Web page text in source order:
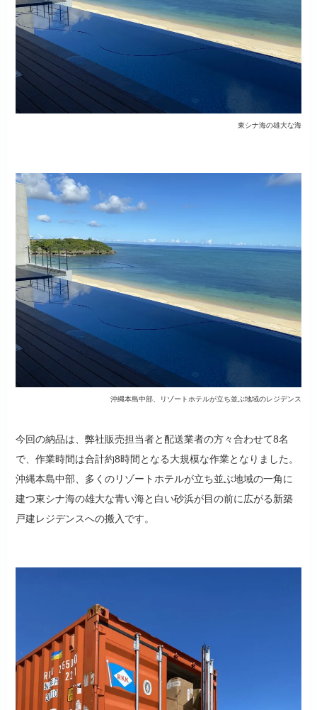
東シナ海の雄大な海
沖縄本島中部、リゾートホテルが立ち並ぶ地域のレジデンス
今回の納品は、弊社販売担当者と配送業者の方々合わせて8名
で、作業時間は合計約8時間となる大規模な作業となりました。
沖縄本島中部、多くのリゾートホテルが立ち並ぶ地域の一角に
建つ東シナ海の雄大な青い海と白い砂浜が目の前に広がる新築
戸建レジデンスへの搬入です。